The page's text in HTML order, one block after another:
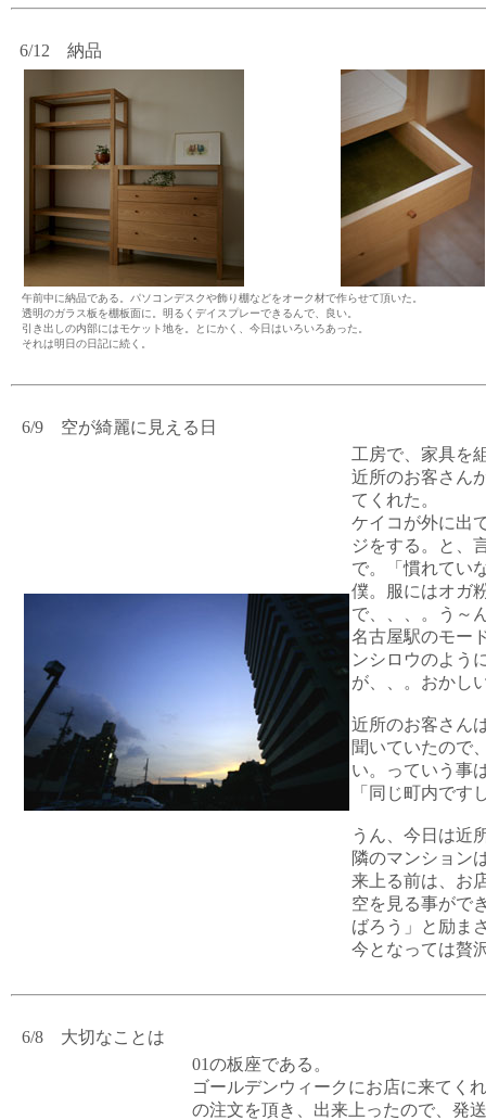
6/12 納品
午前中に納品である。パソコンデスクや飾り棚などをオーク材で作らせて頂いた。
透明のガラス板を棚板面に。明るくデイスプレーできるんで、良い。
引き出しの内部にはモケット地を。とにかく、今日はいろいろあった。
それは明日の日記に続く。
6/9 空が綺麗に見える日
工房で、家具を
近所のお客さん
てくれた。
ケイコが外に出
ジをする。と、
で。「慣れてい
僕。服にはオガ
で、、、。う～
名古屋駅のモー
ンシロウのよう
が、、。おかし
近所のお客さん
聞いていたので
い。っていう事
「同じ町内です
うん、今日は近
隣のマンション
来上る前は、お
空を見る事がで
ばろう」と励ま
今となっては贅
6/8 大切なことは
01の板座である。
ゴールデンウィークにお店に来てく
の注文を頂き、出来上ったので、発